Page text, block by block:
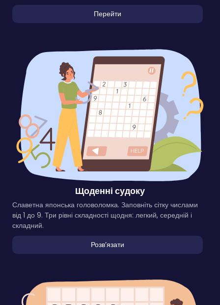
Перейти
Щоденні судоку
Славетна японська головоломка. Заповніть сітку числами
від 1 до 9. Три рівні складності щодня: легкий, середній і
складний.
Розвʼязати